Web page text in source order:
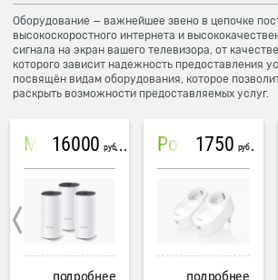
Оборудование — важнейшее звено в цепочке
высокоскоростного интернета и
сигнала на экран вашего телевизора, от
которого зависит надежность предоставления
посвящён видам оборудования, которое
раскрыть возможности предоставляемых услуг.
Mesh система TP-Link Deco M4 (3 устройства)
16000 руб
подробнее
PowerLine Tenda PH6
1750 руб
подробнее